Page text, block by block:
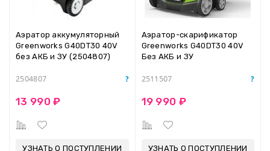
Аэратор аккумуляторный
Greenworks G40DT30 40V
без АКБ и ЗУ (2504807)
2504807
13 990 ₽
УЗНАТЬ О ПОСТУПЛЕНИИ
Аэратор-скарификатор
Greenworks G40DT30 40V
Без АКБ и ЗУ
2511507
19 990 ₽
УЗНАТЬ О ПОСТУПЛЕНИИ